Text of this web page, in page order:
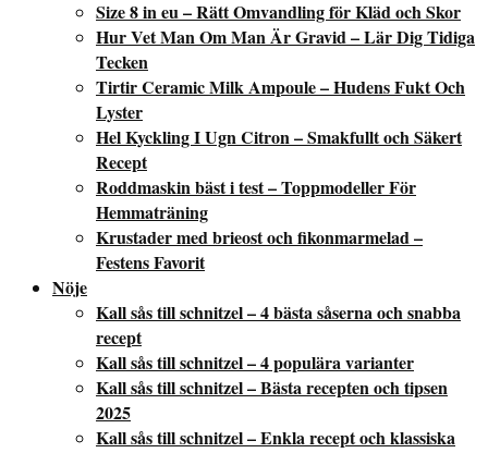
Size 8 in eu – Rätt Omvandling för Kläd och Skor
Hur Vet Man Om Man Är Gravid – Lär Dig Tidiga
Tecken
Tirtir Ceramic Milk Ampoule – Hudens Fukt Och
Lyster
Hel Kyckling I Ugn Citron – Smakfullt och Säkert
Recept
Roddmaskin bäst i test – Toppmodeller För
Hemmaträning
Krustader med brieost och fikonmarmelad –
Festens Favorit
Nöje
Kall sås till schnitzel – 4 bästa såserna och snabba
recept
Kall sås till schnitzel – 4 populära varianter
Kall sås till schnitzel – Bästa recepten och tipsen
2025
Kall sås till schnitzel – Enkla recept och klassiska